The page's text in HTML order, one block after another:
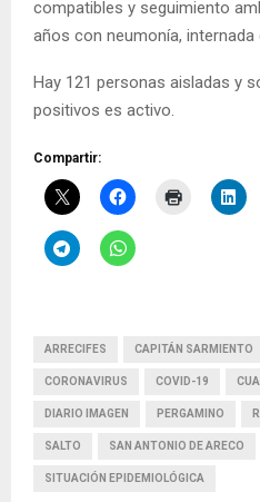
compatibles y seguimiento
años con neumonía, internada
Hay 121 personas aisladas y
positivos es activo.
Compartir:
ARRECIFES CAPITÁN SARMIENTO
CORONAVIRUS COVID-19
DIARIO IMAGEN PERGAMINO
SALTO SAN ANTONIO DE ARECO
SITUACIÓN EPIDEMIOLÓGICA